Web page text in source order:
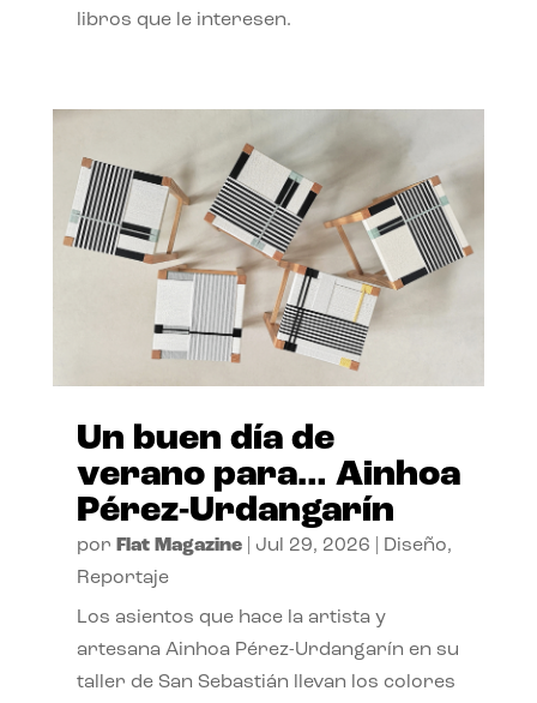
libros que le interesen.
Un buen día de
verano para… Ainhoa
Pérez-Urdangarín
por Flat Magazine| Jul 29, 2026 Diseño,
Reportaje
Los asientos que hace la artista y
artesana Ainhoa Pérez-Urdangarín en su
taller de San Sebastián llevan los colores